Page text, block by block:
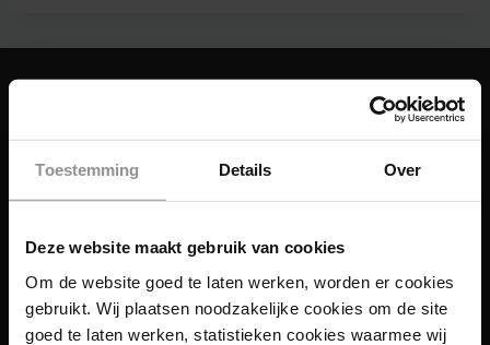
Toestemming Details Over
Deze website maakt gebruik van cookies
Om de website goed te laten werken, worden er cookies
gebruikt. Wij plaatsen noodzakelijke cookies om de site
goed te laten werken, statistieken cookies waarmee wij